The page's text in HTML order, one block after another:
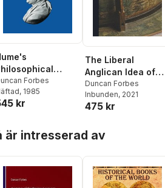
Forbes
, 1985
kr
The Liberal
Anglican Idea of
History
Duncan Forbes
Inbunden, 2021
475 kr
är intresserad av